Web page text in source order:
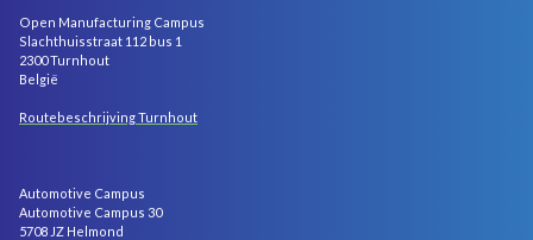
Open Manufacturing Campus
Slachthuisstraat 112 bus 1
2300 Turnhout
België
Routebeschrijving Turnhout
Automotive Campus
Automotive Campus 30
5708 JZ Helmond